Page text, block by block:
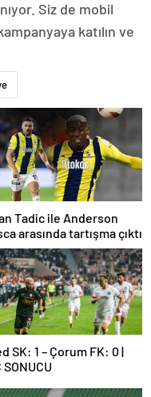
Siz de mobil
katılın ve
Tadic ile Anderson
arasında tartışma çıktı
SK: 1 – Çorum FK: 0 |
SONUCU